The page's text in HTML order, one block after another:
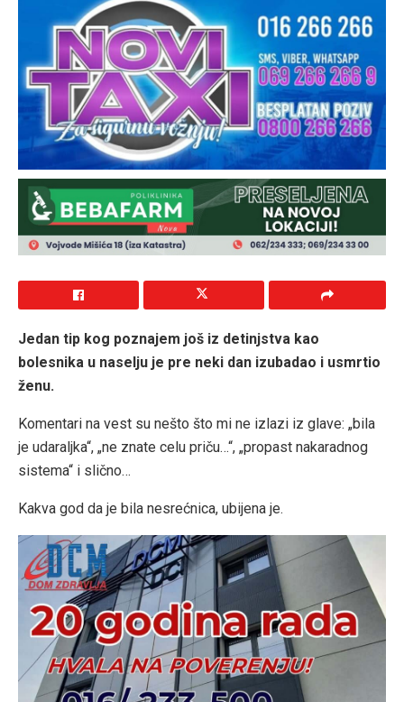
Jedan tip kog poznajem još iz detinjstva kao
bolesnika u naselju je pre neki dan izubadao i usmrtio
ženu.
Komentari na vest su nešto što mi ne izlazi iz glave: „bila
je udaraljka“, „ne znate celu priču…“, „propast nakaradnog
sistema“ i slično…
Kakva god da je bila nesrećnica, ubijena je.